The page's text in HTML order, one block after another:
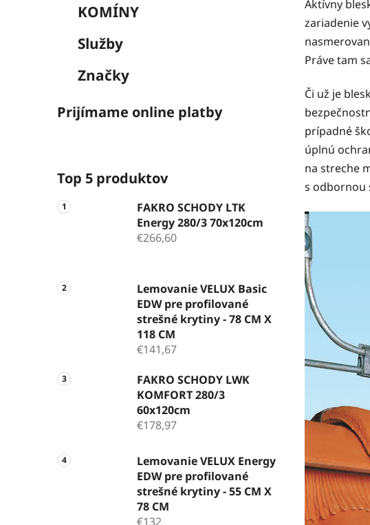
KOMÍNY
Služby
Značky
Prijímame online platby
Top 5 produktov
FAKRO SCHODY LTK
Energy 280/3 70x120cm
€266,60
Lemovanie VELUX Basic
EDW pre profilované
strešné krytiny - 78 CM X
118 CM
€141,67
FAKRO SCHODY LWK
KOMFORT 280/3
60x120cm
€178,97
Lemovanie VELUX Energy
EDW pre profilované
strešné krytiny - 55 CM X
78 CM
€132
Aktívny
zariadenie
Práve tam
Či už je
prípadné
úplnú
na streche
s odbornou